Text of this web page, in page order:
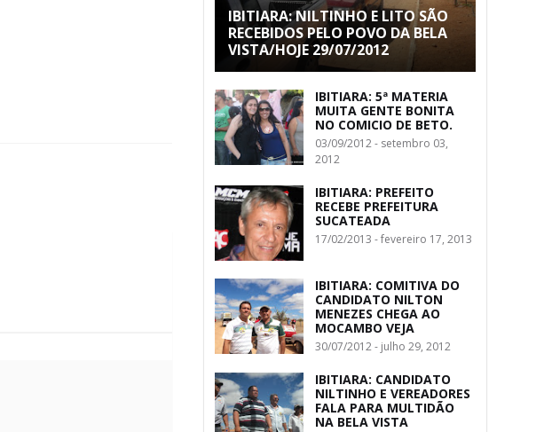
IBITIARA: NILTINHO E LITO SÃO
RECEBIDOS PELO POVO DA BELA
VISTA/HOJE 29/07/2012
IBITIARA: 5ª MATERIA
MUITA GENTE BONITA
NO COMICIO DE BETO.
03/09/2012 - setembro 03,
2012
IBITIARA: PREFEITO
RECEBE PREFEITURA
SUCATEADA
17/02/2013 - fevereiro 17, 2013
IBITIARA: COMITIVA DO
CANDIDATO NILTON
MENEZES CHEGA AO
MOCAMBO VEJA
30/07/2012 - julho 29, 2012
IBITIARA: CANDIDATO
NILTINHO E VEREADORES
FALA PARA MULTIDÃO
NA BELA VISTA